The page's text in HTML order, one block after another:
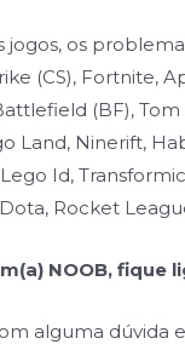
jogos, os
(CS), Fortnite,
(BF), Tom
Land, Ninerift,
Id,
Rocket
NOOB, fique
alguma dúvida